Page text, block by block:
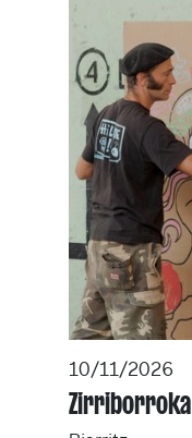
10/11/2026
Zirriborroka